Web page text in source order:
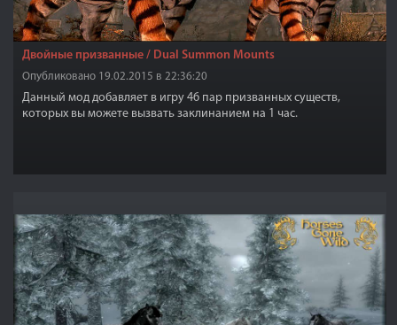
Двойные призванные / Dual Summon Mounts
Опубликовано 19.02.2015 в 22:36:20
Данный мод добавляет в игру 46 пар призванных существ,
которых вы можете вызвать заклинанием на 1 час.